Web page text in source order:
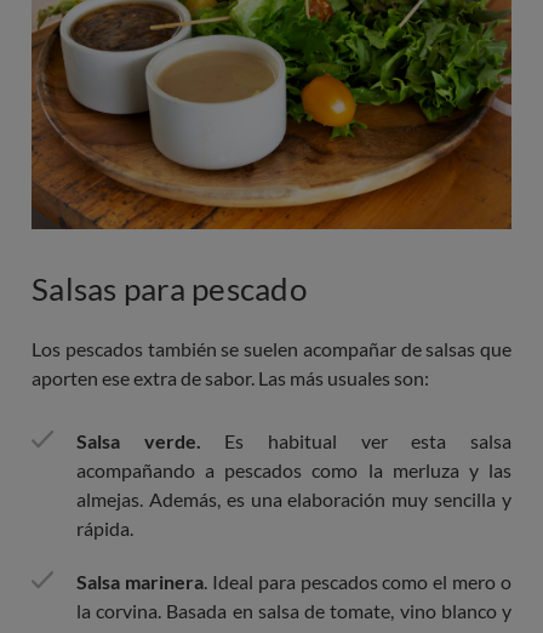
Salsas para pescado
Los pescados también se suelen acompañar de salsas que
aporten ese extra de sabor. Las más usuales son:
Salsa verde. Es habitual ver esta salsa
acompañando a pescados como la merluza y las
almejas. Además, es una elaboración muy sencilla y
rápida.
Salsa marinera. Ideal para pescados como el mero o
la corvina. Basada en salsa de tomate, vino blanco y